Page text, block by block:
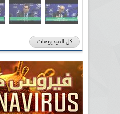
كل الفيديوهات